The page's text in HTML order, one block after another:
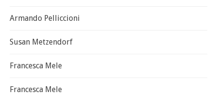
Armando Pelliccioni
Susan Metzendorf
Francesca Mele
Francesca Mele